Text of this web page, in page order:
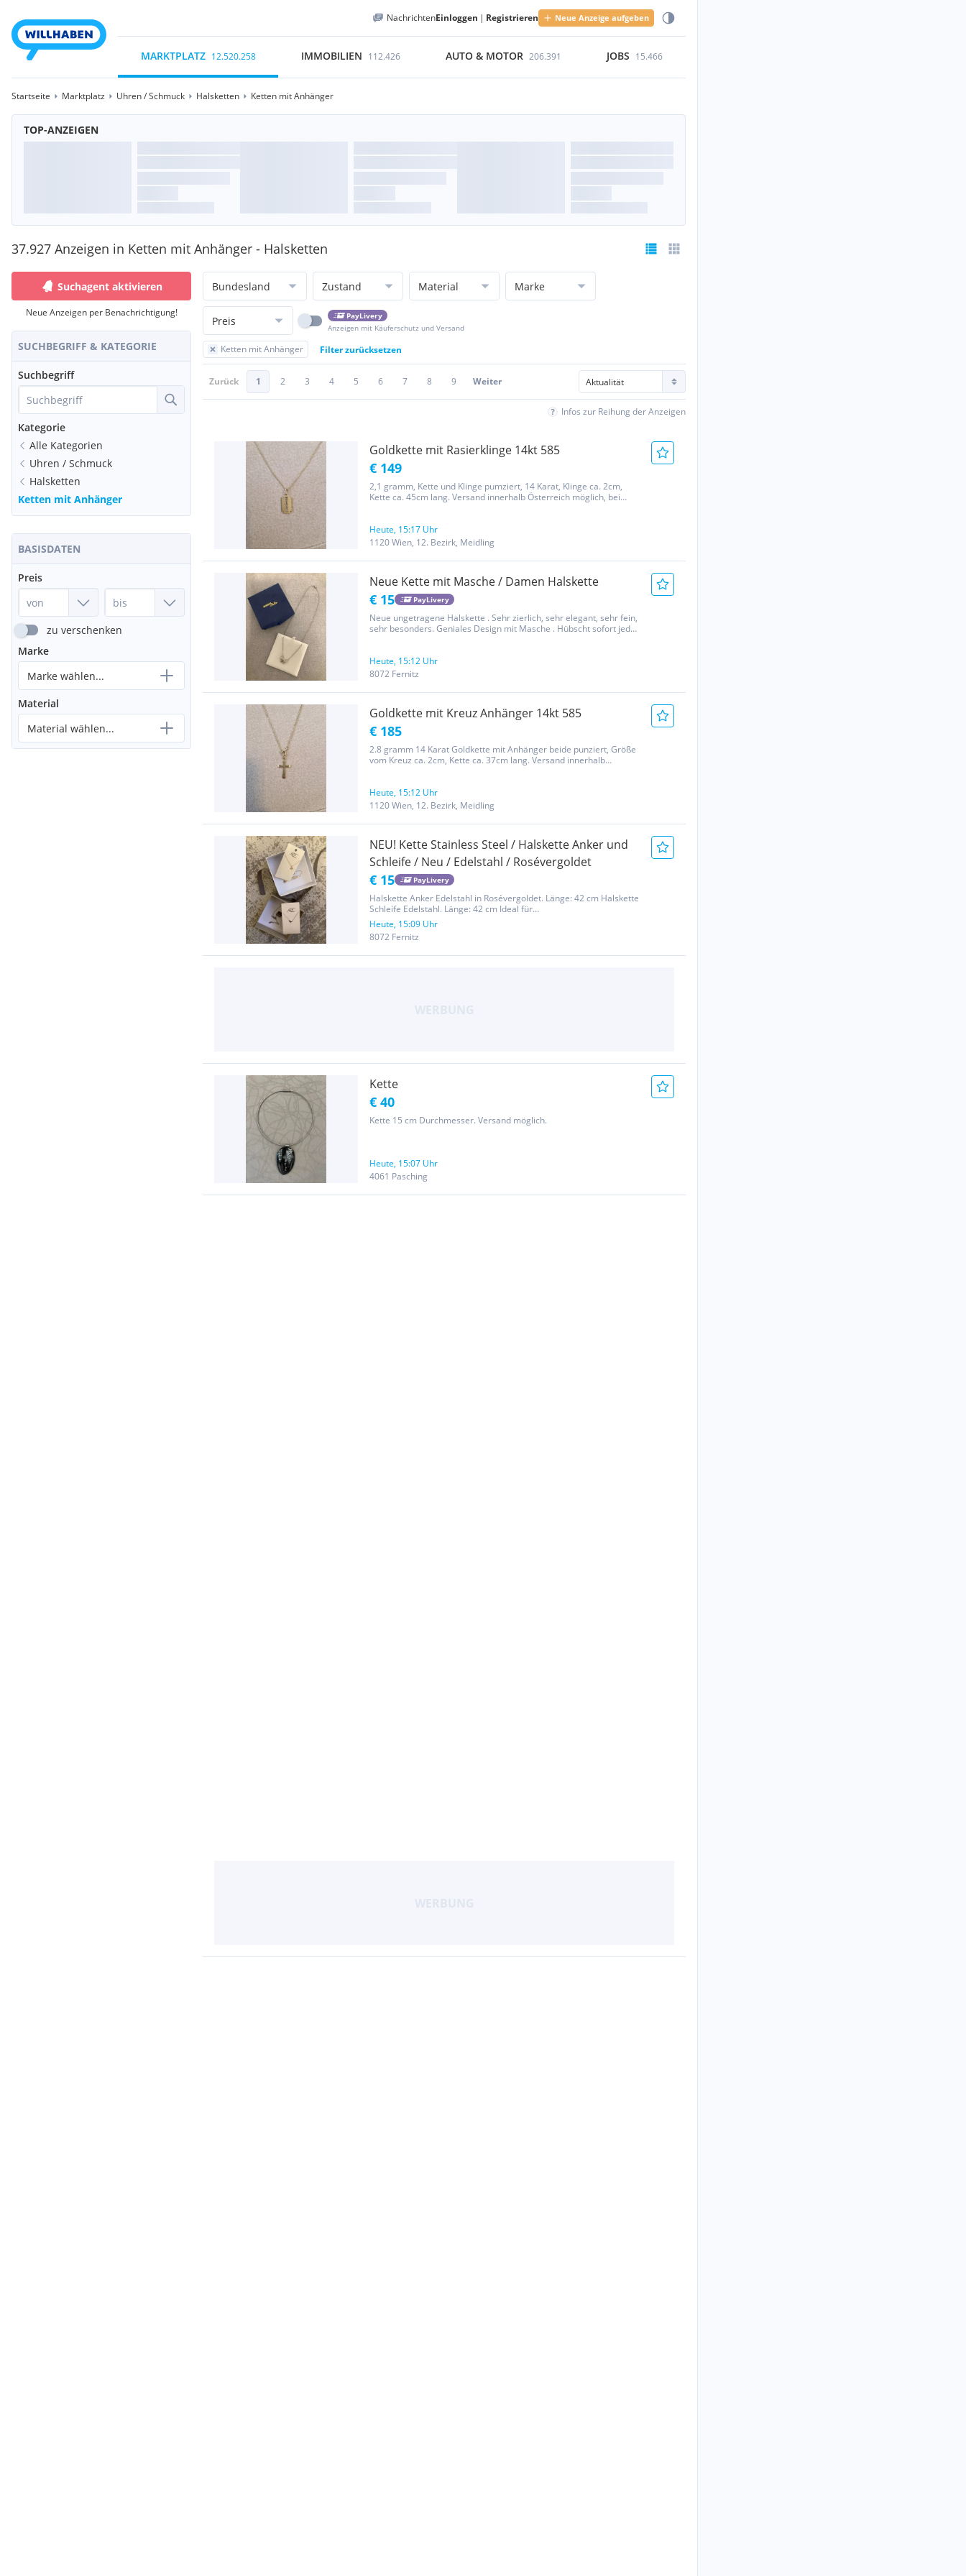
NachrichtenEinloggen | Registrieren Neue Anzeige aufgeben
MARKTPLATZ 12.520.258 IMMOBILIEN 112.426 AUTO & MOTOR 206.391 JOBS 15.466
Startseite Marktplatz Uhren / Schmuck Halsketten Ketten mit Anhänger
TOP-ANZEIGEN
37.927 Anzeigen in Ketten mit Anhänger - Halsketten
Suchagent aktivieren
Neue Anzeigen per Benachrichtigung!
SUCHBEGRIFF & KATEGORIE
Suchbegriff
Kategorie
Alle Kategorien
Uhren / Schmuck
Halsketten
Ketten mit Anhänger
BASISDATEN
Preis
zu verschenken
Marke
Marke wählen...
Material
Material wählen...
Bundesland Zustand Material Marke
Preis
PayLivery
Anzeigen mit Käuferschutz und Versand
Ketten mit Anhänger Filter zurücksetzen
Zurück 1 2 3 4 5 6 7 8 9 Weiter
Infos zur Reihung der Anzeigen
Goldkette mit Rasierklinge 14kt 585
€ 149
2,1 gramm, Kette und Klinge pumziert, 14 Karat, Klinge ca. 2cm,
Kette ca. 45cm lang. Versand innerhalb Österreich möglich, bei
Heute, 15:17 Uhr
1120 Wien, 12. Bezirk, Meidling
Neue Kette mit Masche / Damen Halskette
€ 15 PayLivery
Neue ungetragene Halskette . Sehr zierlich, sehr elegant, sehr fein,
sehr besonders. Geniales Design mit Masche . Hübscht sofort jedes
Heute, 15:12 Uhr
8072 Fernitz
Goldkette mit Kreuz Anhänger 14kt 585
€ 185
2.8 gramm 14 Karat Goldkette mit Anhänger beide punziert, Größe
vom Kreuz ca. 2cm, Kette ca. 37cm lang. Versand innerhalb
Heute, 15:12 Uhr
1120 Wien, 12. Bezirk, Meidling
NEU! Kette Stainless Steel / Halskette Anker und
Schleife / Neu / Edelstahl / Rosévergoldet
€ 15 PayLivery
Halskette Anker Edelstahl in Rosévergoldet. Länge: 42 cm Halskette
Schleife Edelstahl. Länge: 42 cm Ideal für
Muttertag,Geburtstag,Erstkommunion,Firmung. Ideales Geschenk
Pro Stück: 15 € Privatverkauf! Keine Garantie oder Rücknahme!
Nichtraucherhaushalt!...
Heute, 15:09 Uhr
8072 Fernitz
Kette
€ 40
Kette 15 cm Durchmesser. Versand möglich.
Heute, 15:07 Uhr
4061 Pasching